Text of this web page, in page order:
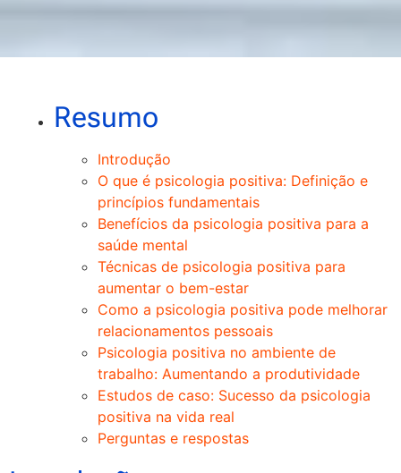
Resumo
Introdução
O que é psicologia positiva: Definição e
princípios fundamentais
Benefícios da psicologia positiva para a
saúde mental
Técnicas de psicologia positiva para
aumentar o bem-estar
Como a psicologia positiva pode melhorar
relacionamentos pessoais
Psicologia positiva no ambiente de
trabalho: Aumentando a produtividade
Estudos de caso: Sucesso da psicologia
positiva na vida real
Perguntas e respostas